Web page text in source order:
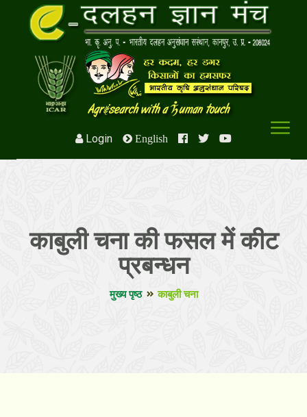
Login English
काबुली चना की फसल में कीट
प्रबन्धन
मुख्य पृष्ठ काबुली चना